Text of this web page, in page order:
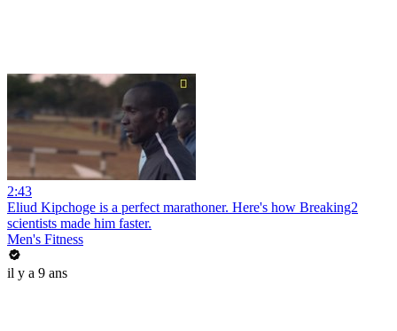
2:43
Eliud Kipchoge is a perfect marathoner. Here's how Breaking2
scientists made him faster.
Men's Fitness
il y a 9 ans